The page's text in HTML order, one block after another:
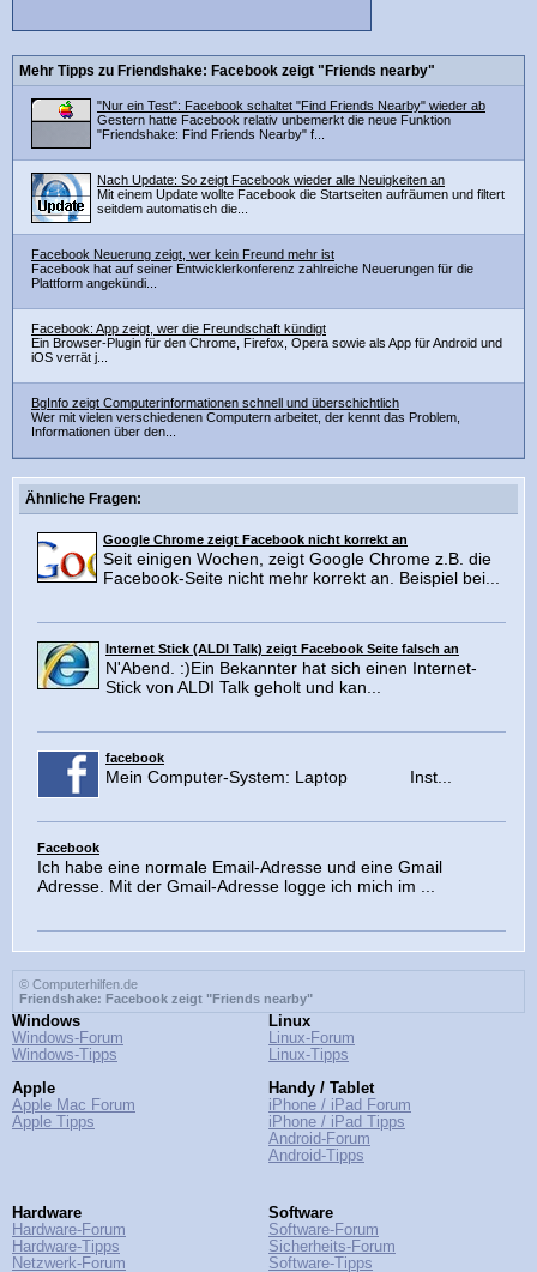
Mehr Tipps zu Friendshake: Facebook zeigt "Friends nearby"
"Nur ein Test": Facebook schaltet "Find Friends Nearby" wieder ab
Gestern hatte Facebook relativ unbemerkt die neue Funktion
"Friendshake: Find Friends Nearby" f...
Nach Update: So zeigt Facebook wieder alle Neuigkeiten an
Mit einem Update wollte Facebook die Startseiten aufräumen und filtert
seitdem automatisch die...
Facebook Neuerung zeigt, wer kein Freund mehr ist
Facebook hat auf seiner Entwicklerkonferenz zahlreiche Neuerungen für die
Plattform angekündi...
Facebook: App zeigt, wer die Freundschaft kündigt
Ein Browser-Plugin für den Chrome, Firefox, Opera sowie als App für Android und
iOS verrät j...
BgInfo zeigt Computerinformationen schnell und überschichtlich
Wer mit vielen verschiedenen Computern arbeitet, der kennt das Problem,
Informationen über den...
Ähnliche Fragen:
Google Chrome zeigt Facebook nicht korrekt an
Seit einigen Wochen, zeigt Google Chrome z.B. die
Facebook-Seite nicht mehr korrekt an. Beispiel bei...
Internet Stick (ALDI Talk) zeigt Facebook Seite falsch an
N'Abend. :)Ein Bekannter hat sich einen Internet-
Stick von ALDI Talk geholt und kan...
facebook
Mein Computer-System: Laptop Inst...
Facebook
Ich habe eine normale Email-Adresse und eine Gmail
Adresse. Mit der Gmail-Adresse logge ich mich im ...
© Computerhilfen.de
Friendshake: Facebook zeigt "Friends nearby"
Windows
Windows-Forum
Windows-Tipps
Apple
Apple Mac Forum
Apple Tipps
Linux
Linux-Forum
Linux-Tipps
Handy / Tablet
iPhone / iPad Forum
iPhone / iPad Tipps
Android-Forum
Android-Tipps
Hardware
Hardware-Forum
Hardware-Tipps
Netzwerk-Forum
Software
Software-Forum
Sicherheits-Forum
Software-Tipps